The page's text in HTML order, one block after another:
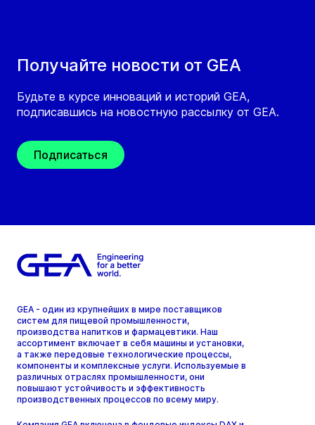
Получайте новости от GEA
Будьте в курсе инноваций и историй GEA,
подписавшись на новостную рассылку от GEA.
Подписаться
GEA - один из крупнейших в мире поставщиков
систем для пищевой промышленности,
производства напитков и фармацевтики. Наш
ассортимент включает в себя машины и установки,
а также передовые технологические процессы,
компоненты и комплексные услуги. Используемые в
различных отраслях промышленности, они
повышают устойчивость и эффективность
производственных процессов по всему миру.